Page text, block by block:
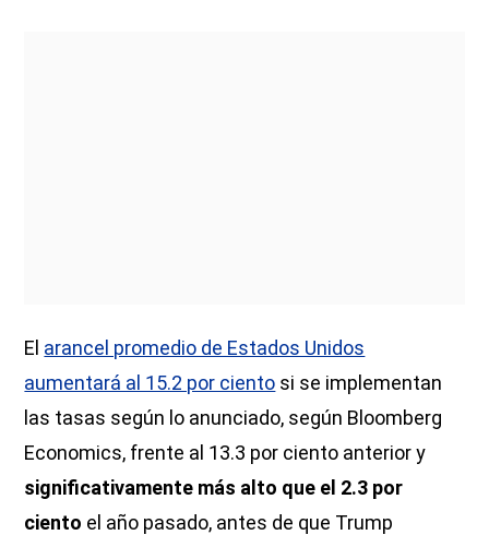
El arancel promedio de Estados Unidos
aumentará al 15.2 por ciento si se implementan
las tasas según lo anunciado, según Bloomberg
Economics, frente al 13.3 por ciento anterior y
significativamente más alto que el 2.3 por
ciento el año pasado, antes de que Trump